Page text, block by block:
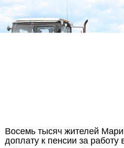
Восемь тысяч жителей
доплату к пенсии за работу